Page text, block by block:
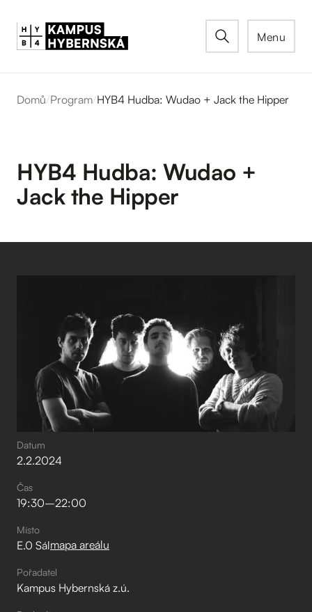
Menu
Domů/Program/HYB4 Hudba: Wudao + Jack the Hipper
HYB4 Hudba: Wudao +
Jack the Hipper
Datum
2.2.2024
Čas
19:30–⁠22:00
Místo
E.0 Sálmapa areálu
Pořadatel
Kampus Hybernská z.ú.